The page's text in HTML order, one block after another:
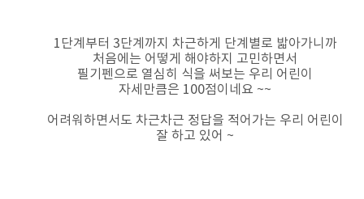
1단계부터 3단계까지 차근하게 단계별로 밟아가니까
처음에는 어떻게 해야하지 고민하면서
필기펜으로 열심히 식을 써보는 우리 어린이
자세만큼은 100점이네요 ~~
어려워하면서도 차근차근 정답을 적어가는 우리 어린이
잘 하고 있어 ~